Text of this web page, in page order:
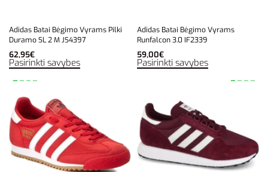
Adidas Batai Bėgimo Vyrams Pilki
Duramo SL 2 M JS4397
62,95€
Pasirinkti savybes
Adidas Batai Bėgimo Vyrams
Runfalcon 3.0 IF2339
59,00€
Pasirinkti savybes